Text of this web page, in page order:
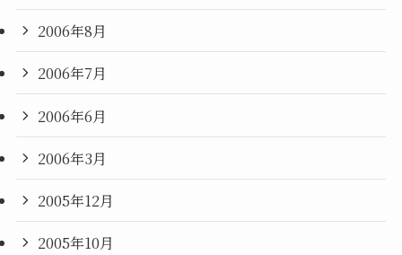
2006年8月
2006年7月
2006年6月
2006年3月
2005年12月
2005年10月